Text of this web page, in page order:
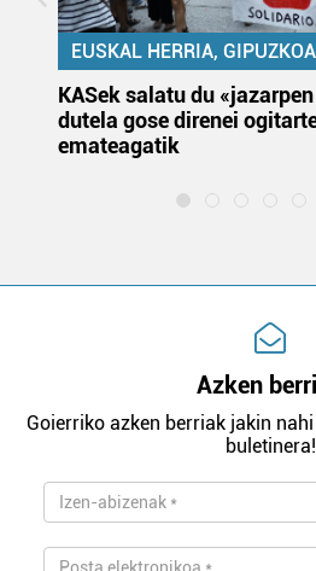
EUSKAL HERRIA, GIPUZKOA
KASek salatu du
dutela gose direnei
emateagatik
Azken
Goierriko azken berriak jakin
buletinera!